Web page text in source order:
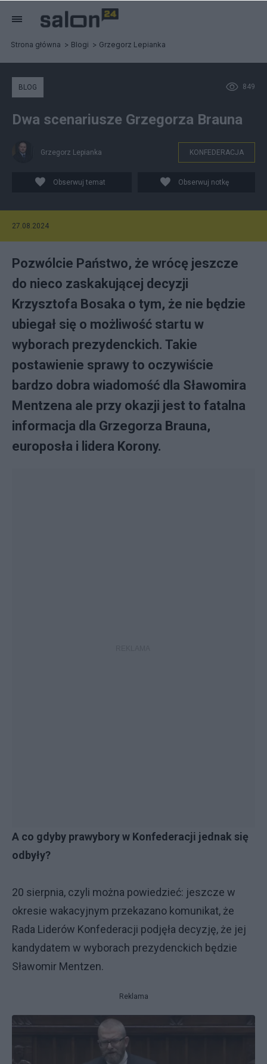
Strona główna Blogi Grzegorz Lepianka
849
BLOG
Dwa scenariusze Grzegorza Brauna
Grzegorz Lepianka KONFEDERACJA
Obserwuj temat Obserwuj notkę
27.08.2024
Pozwólcie Państwo, że wrócę jeszcze
do nieco zaskakującej decyzji
Krzysztofa Bosaka o tym, że nie będzie
ubiegał się o możliwość startu w
wyborach prezydenckich. Takie
postawienie sprawy to oczywiście
bardzo dobra wiadomość dla Sławomira
Mentzena ale przy okazji jest to fatalna
informacja dla Grzegorza Brauna,
europosła i lidera Korony.
A co gdyby prawybory w Konfederacji jednak się
odbyły?
20 sierpnia, czyli można powiedzieć: jeszcze w
okresie wakacyjnym przekazano komunikat, że
Rada Liderów Konfederacji podjęła decyzję, że jej
kandydatem w wyborach prezydenckich będzie
Sławomir Mentzen.
Reklama